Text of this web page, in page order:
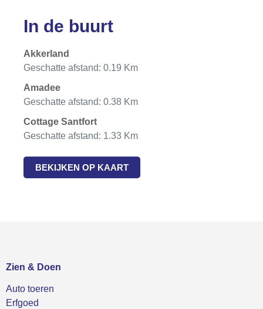
In de buurt
Akkerland
Geschatte afstand: 0.19 Km
Amadee
Geschatte afstand: 0.38 Km
Cottage Santfort
Geschatte afstand: 1.33 Km
BEKIJKEN OP KAART
Zien & Doen
Auto toeren
Erfgoed